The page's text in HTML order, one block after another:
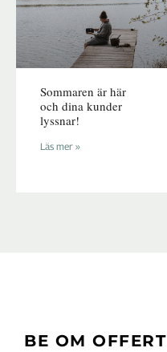
Sommaren är här
och dina kunder
lyssnar!
Läs mer »
BE OM OFFERT